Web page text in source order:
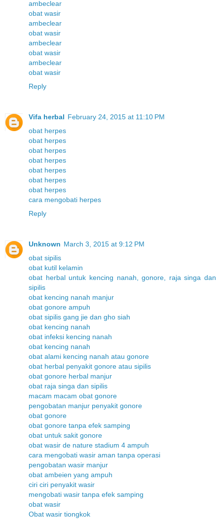
ambeclear
obat wasir
ambeclear
obat wasir
ambeclear
obat wasir
ambeclear
obat wasir
Reply
Vifa herbal February 24, 2015 at 11:10 PM
obat herpes
obat herpes
obat herpes
obat herpes
obat herpes
obat herpes
obat herpes
cara mengobati herpes
Reply
Unknown March 3, 2015 at 9:12 PM
obat sipilis
obat kutil kelamin
obat herbal untuk kencing nanah, gonore, raja singa dan
sipilis
obat kencing nanah manjur
obat gonore ampuh
obat sipilis gang jie dan gho siah
obat kencing nanah
obat infeksi kencing nanah
obat kencing nanah
obat alami kencing nanah atau gonore
obat herbal penyakit gonore atau sipilis
obat gonore herbal manjur
obat raja singa dan sipilis
macam macam obat gonore
pengobatan manjur penyakit gonore
obat gonore
obat gonore tanpa efek samping
obat untuk sakit gonore
obat wasir de nature stadium 4 ampuh
cara mengobati wasir aman tanpa operasi
pengobatan wasir manjur
obat ambeien yang ampuh
ciri ciri penyakit wasir
mengobati wasir tanpa efek samping
obat wasir
Obat wasir tiongkok